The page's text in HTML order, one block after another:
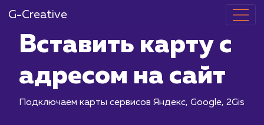
G-Creative
Вставить
адресом на